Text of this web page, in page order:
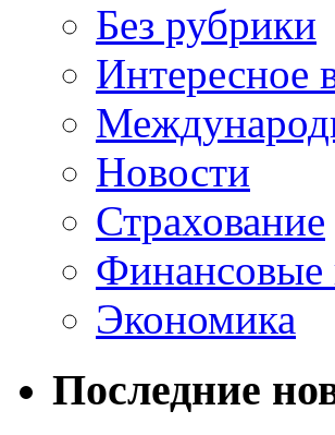
Без рубрики
Интересное
Новости
Страхование
Финансовые
Экономика
Последние